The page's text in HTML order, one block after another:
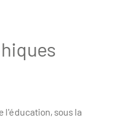
l'éducation, sous la